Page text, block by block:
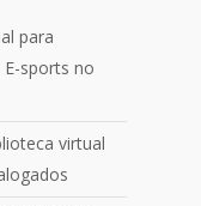
@qocoficial
para
sports no
virtual